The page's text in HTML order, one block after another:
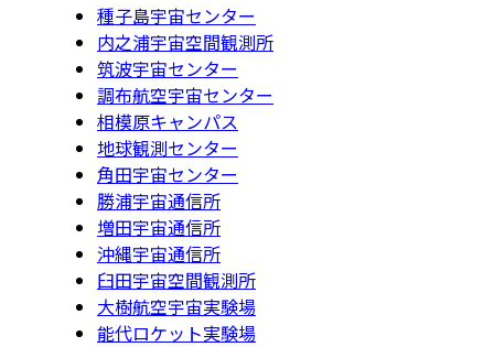
種子島宇宙センター
内之浦宇宙空間観測所
筑波宇宙センター
調布航空宇宙センター
相模原キャンパス
地球観測センター
角田宇宙センター
勝浦宇宙通信所
増田宇宙通信所
沖縄宇宙通信所
臼田宇宙空間観測所
大樹航空宇宙実験場
能代ロケット実験場